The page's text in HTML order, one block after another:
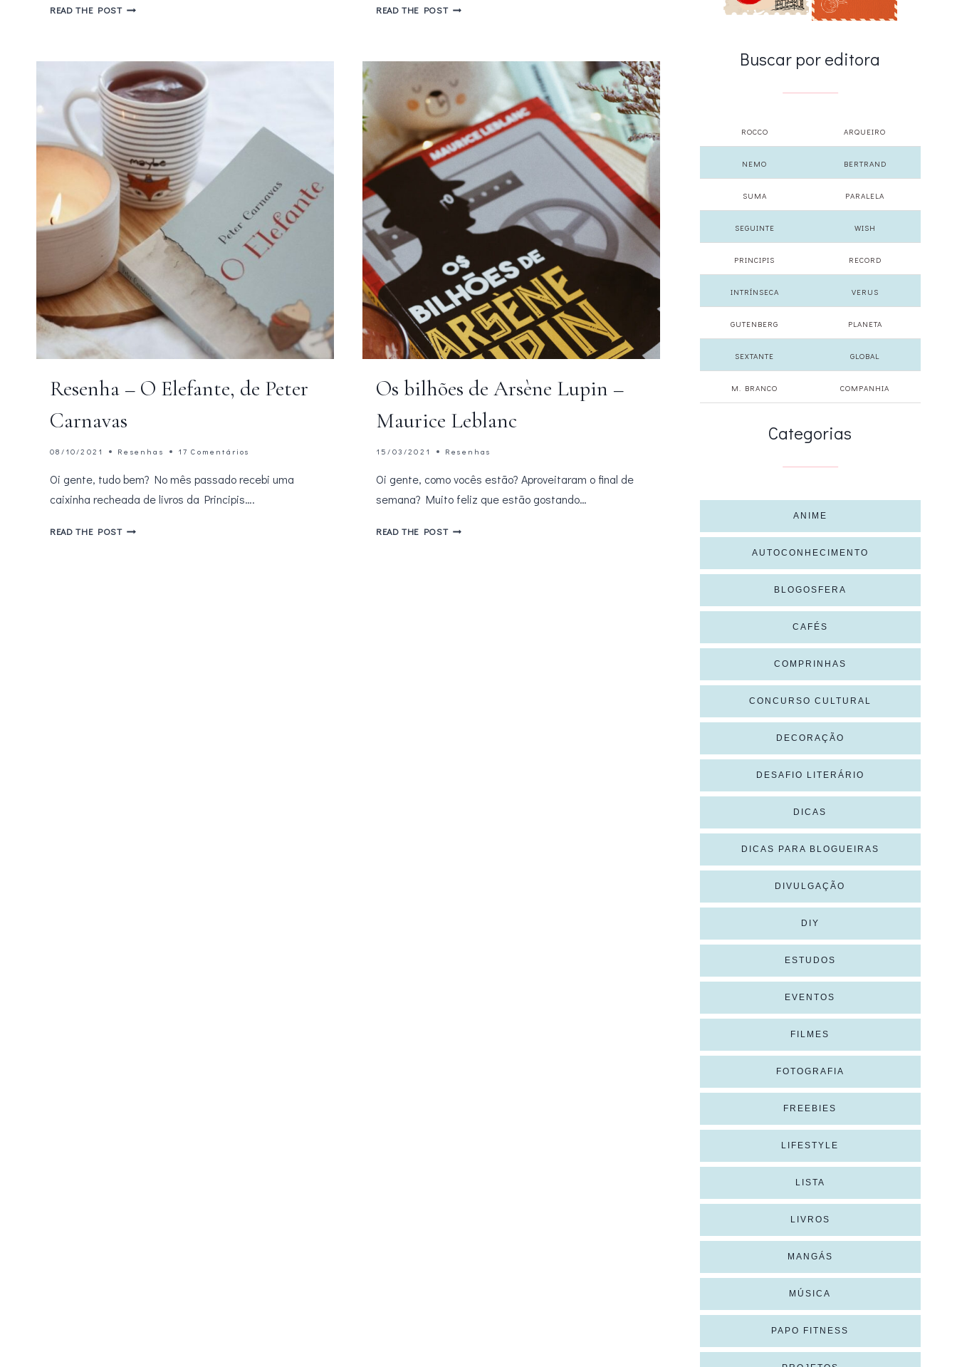
READ THE POSTA
HISTÓRIA
QUE
VAI
CONQUISTAR
VOCÊ
READ THE POSTAUGUSTO
DISCIPLINA
Resenha – O Elefante, de Peter
Carnavas
08/10/2021 Resenhas 17 Comentários
Oi gente, tudo bem? No mês passado recebi uma
caixinha recheada de livros da Principis….
READ THE POSTRESENHA
Os bilhões de Arsène Lupin –
Maurice Leblanc
15/03/2021 Resenhas
Oi gente, como vocês estão? Aproveitaram o final de
semana? Muito feliz que estão gostando…
READ THE POSTOS
Buscar por editora
ROCCO ARQUEIRO
NEMO BERTRAND
SUMA PARALELA
SEGUINTE WISH
PRINCIPIS RECORD
INTRÍNSECA VERUS
GUTENBERG PLANETA
SEXTANTE GLOBAL
M. BRANCO COMPANHIA
Categorias
ANIME
AUTOCONHECIMENTO
BLOGOSFERA
CAFÉS
COMPRINHAS
CONCURSO CULTURAL
DECORAÇÃO
DESAFIO LITERÁRIO
DICAS
DICAS PARA BLOGUEIRAS
DIVULGAÇÃO
DIY
ESTUDOS
EVENTOS
FILMES
FOTOGRAFIA
FREEBIES
LIFESTYLE
LISTA
LIVROS
MANGÁS
MÚSICA
PAPO FITNESS